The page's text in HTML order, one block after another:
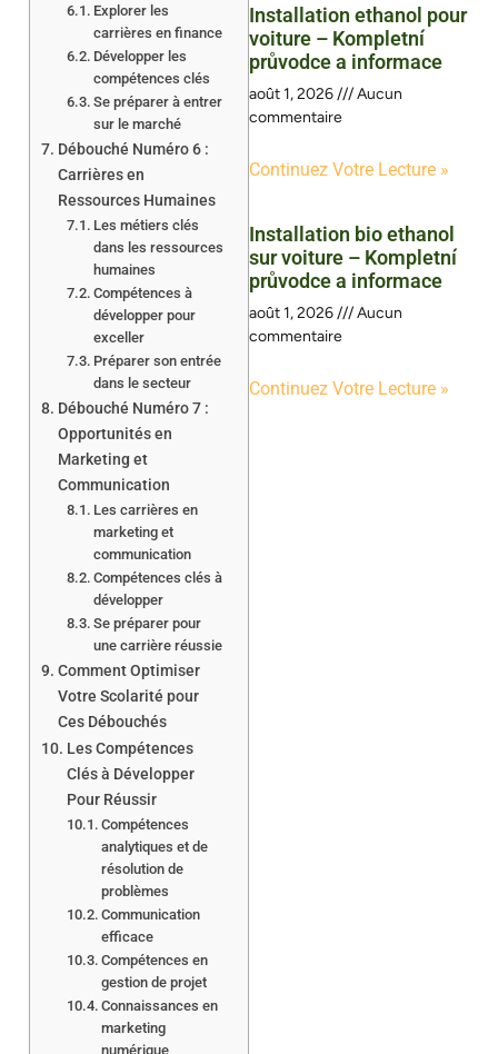
Explorer les
carrières en finance
Développer les
compétences clés
Se préparer à entrer
sur le marché
Débouché Numéro 6 :
Carrières en
Ressources Humaines
Les métiers clés
dans les ressources
humaines
Compétences à
développer pour
exceller
Préparer son entrée
dans le secteur
Débouché Numéro 7 :
Opportunités en
Marketing et
Communication
Les carrières en
marketing et
communication
Compétences clés à
développer
Se préparer pour
une carrière réussie
Comment Optimiser
Votre Scolarité pour
Ces Débouchés
Les Compétences
Clés à Développer
Pour Réussir
Compétences
analytiques et de
résolution de
problèmes
Communication
efficace
Compétences en
gestion de projet
Connaissances en
marketing
numérique
Installation ethanol pour
voiture – Kompletní
průvodce a informace
août 1, 2026
Aucun
commentaire
Continuez Votre Lecture »
Installation bio ethanol
sur voiture – Kompletní
průvodce a informace
août 1, 2026
Aucun
commentaire
Continuez Votre Lecture »